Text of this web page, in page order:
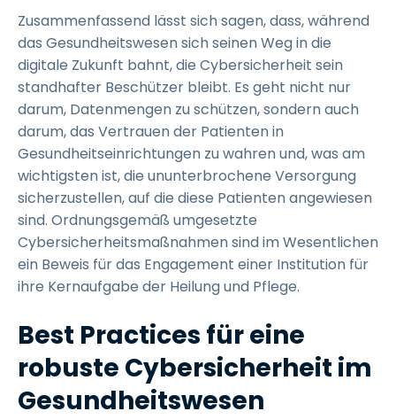
Zusammenfassend lässt sich sagen, dass, während
das Gesundheitswesen sich seinen Weg in die
digitale Zukunft bahnt, die Cybersicherheit sein
standhafter Beschützer bleibt. Es geht nicht nur
darum, Datenmengen zu schützen, sondern auch
darum, das Vertrauen der Patienten in
Gesundheitseinrichtungen zu wahren und, was am
wichtigsten ist, die ununterbrochene Versorgung
sicherzustellen, auf die diese Patienten angewiesen
sind. Ordnungsgemäß umgesetzte
Cybersicherheitsmaßnahmen sind im Wesentlichen
ein Beweis für das Engagement einer Institution für
ihre Kernaufgabe der Heilung und Pflege.
Best Practices für eine
robuste Cybersicherheit im
Gesundheitswesen